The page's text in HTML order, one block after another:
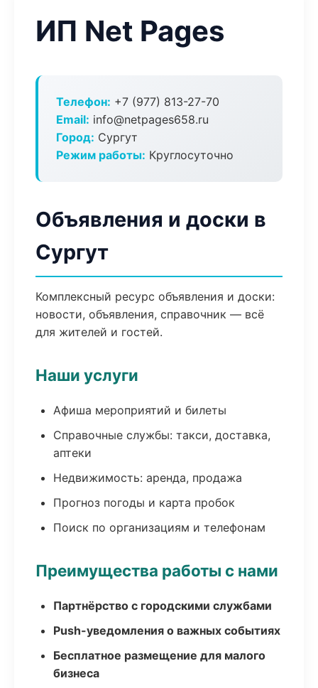
ИП Net Pages
Телефон: +7 (977) 813-27-70
Email: info@netpages658.ru
Город: Сургут
Режим работы: Круглосуточно
Объявления и доски в
Сургут
Комплексный ресурс объявления и доски:
новости, объявления, справочник — всё
для жителей и гостей.
Наши услуги
Афиша мероприятий и билеты
Справочные службы: такси, доставка,
аптеки
Недвижимость: аренда, продажа
Прогноз погоды и карта пробок
Поиск по организациям и телефонам
Преимущества работы с нами
Партнёрство с городскими службами
Push-уведомления о важных событиях
Бесплатное размещение для малого
бизнеса